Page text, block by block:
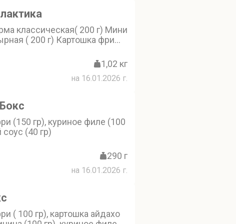
классическая( 200 г) Мини
( 200 г) Картошка фри
Наггетсы 6 шт ( 100 г) Соусы
( 40 г), сырный ( 40 г) и
1,02 кг
на 16.01.2026 г.
(150 гр), куриное филе (100
(40 гр)
290 г
на 16.01.2026 г.
( 100 гр), картошка айдахо